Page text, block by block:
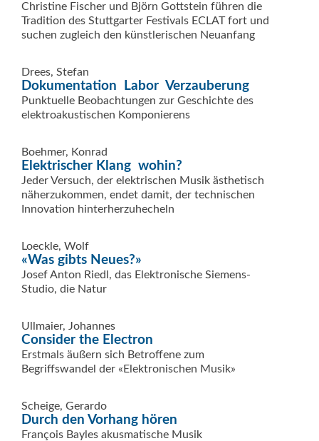
Christine Fischer und Björn Gottstein führen die
Tradition des Stuttgarter Festivals ECLAT fort und
suchen zugleich den künstlerischen Neuanfang
Drees, Stefan
Dokumentation  Labor  Verzauberung
Punktuelle Beobachtungen zur Geschichte des
elektroakustischen Komponierens
Boehmer, Konrad
Elektrischer Klang  wohin?
Jeder Versuch, der elektrischen Musik ästhetisch
näherzukommen, endet damit, der technischen
Innovation hinterherzuhecheln
Loeckle, Wolf
«Was gibts Neues?»
Josef Anton Riedl, das Elektronische Siemens-
Studio, die Natur
Ullmaier, Johannes
Consider the Electron
Erstmals äußern sich Betroffene zum
Begriffswandel der «Elektronischen Musik»
Scheige, Gerardo
Durch den Vorhang hören
François Bayles akusmatische Musik